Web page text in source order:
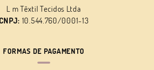
L m Têxtil Tecidos Ltda
10.544.760/0001-13
FORMAS DE PAGAMENTO